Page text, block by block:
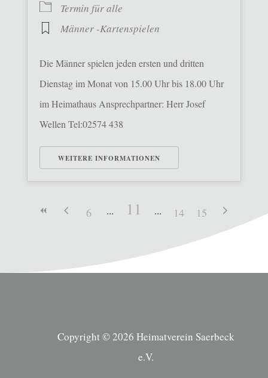
Termin für alle
Männer -Kartenspielen
Die Männer spielen jeden ersten und dritten
Dienstag im Monat von 15.00 Uhr bis 18.00 Uhr
im Heimathaus Ansprechpartner: Herr Josef
Wellen Tel:02574 438
WEITERE INFORMATIONEN
6 11 14 15
Copyright © 2026 Heimatverein Saerbeck
e.V.